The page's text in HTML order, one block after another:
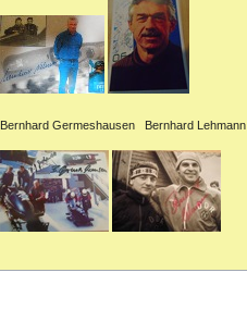
Bernhard Germeshausen Bernhard Lehmann